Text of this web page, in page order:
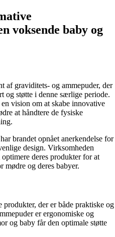
voksende baby og
af graviditets- og ammepuder, der
og støtte i denne særlige periode.
vision om at skabe innovative
at håndtere de fysiske
brandet opnået anerkendelse for
design. Virksomheden
deres produkter for at
mødre og deres babyer.
der er både praktiske og
er ergonomiske og
og baby får den optimale støtte